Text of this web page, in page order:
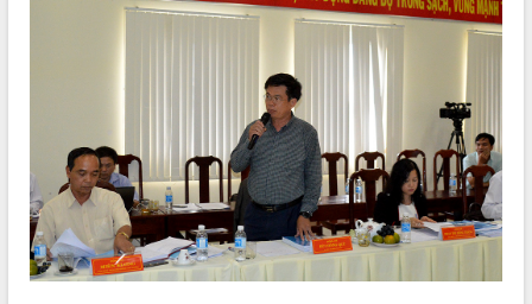
Thường trực HĐND tỉnh Đắk Lắk gặp
mặt Đoàn chuyên gia y tế TP. Hồ Chí
Lễ truy điệu và an táng hài cốt liệt sĩ
Bàn giải pháp tháo gỡ khó khăn trong
xuất khẩu sầu riêng và triển khai quy
định EUDR
Thứ trưởng Bộ Nông nghiệp và Môi
trường Nguyễn Hoàng Hiệp khảo sát
vùng trồng và doanh nghiệp đóng gói
66051828